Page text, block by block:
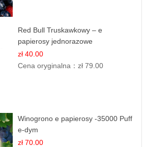
Red Bull Truskawkowy – e
papierosy jednorazowe
zł 40.00
Cena oryginalna：zł 79.00
Winogrono e papierosy -35000 Puff
e-dym
zł 70.00